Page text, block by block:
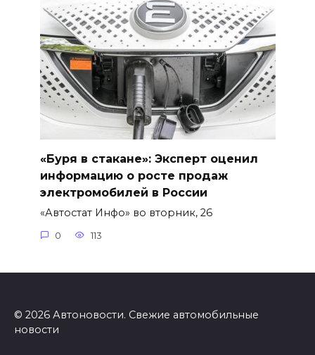
«Буря в стакане»: Эксперт оценил
информацию о росте продаж
электромобилей в России
«Автостат Инфо» во вторник, 26
0 113
© 2026 Автоновости. Свежие автомобильные
новости